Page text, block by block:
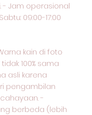
- Jam operasional
09:00-17:00
kain di foto
100% sama
asli karena
pengambilan
-
berbeda (lebih